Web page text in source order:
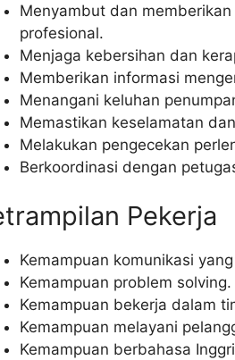
Menyambut dan
profesional.
Menjaga kebersihan dan
Memberikan informasi
Menangani keluhan
Memastikan keselamatan
Melakukan pengecekan
Berkoordinasi dengan
Pekerja
Kemampuan komunikasi
Kemampuan problem solving.
Kemampuan bekerja dalam
Kemampuan melayani
Kemampuan berbahasa